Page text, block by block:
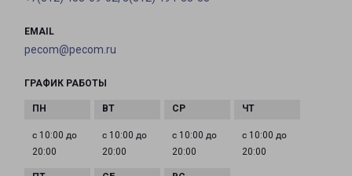
EMAIL
pecom@pecom.ru
ГРАФИК РАБОТЫ
с 10:00 до
20:00
с 10:00 до
20:00
с 10:00 до
20:00
с 10:00 до
20:00